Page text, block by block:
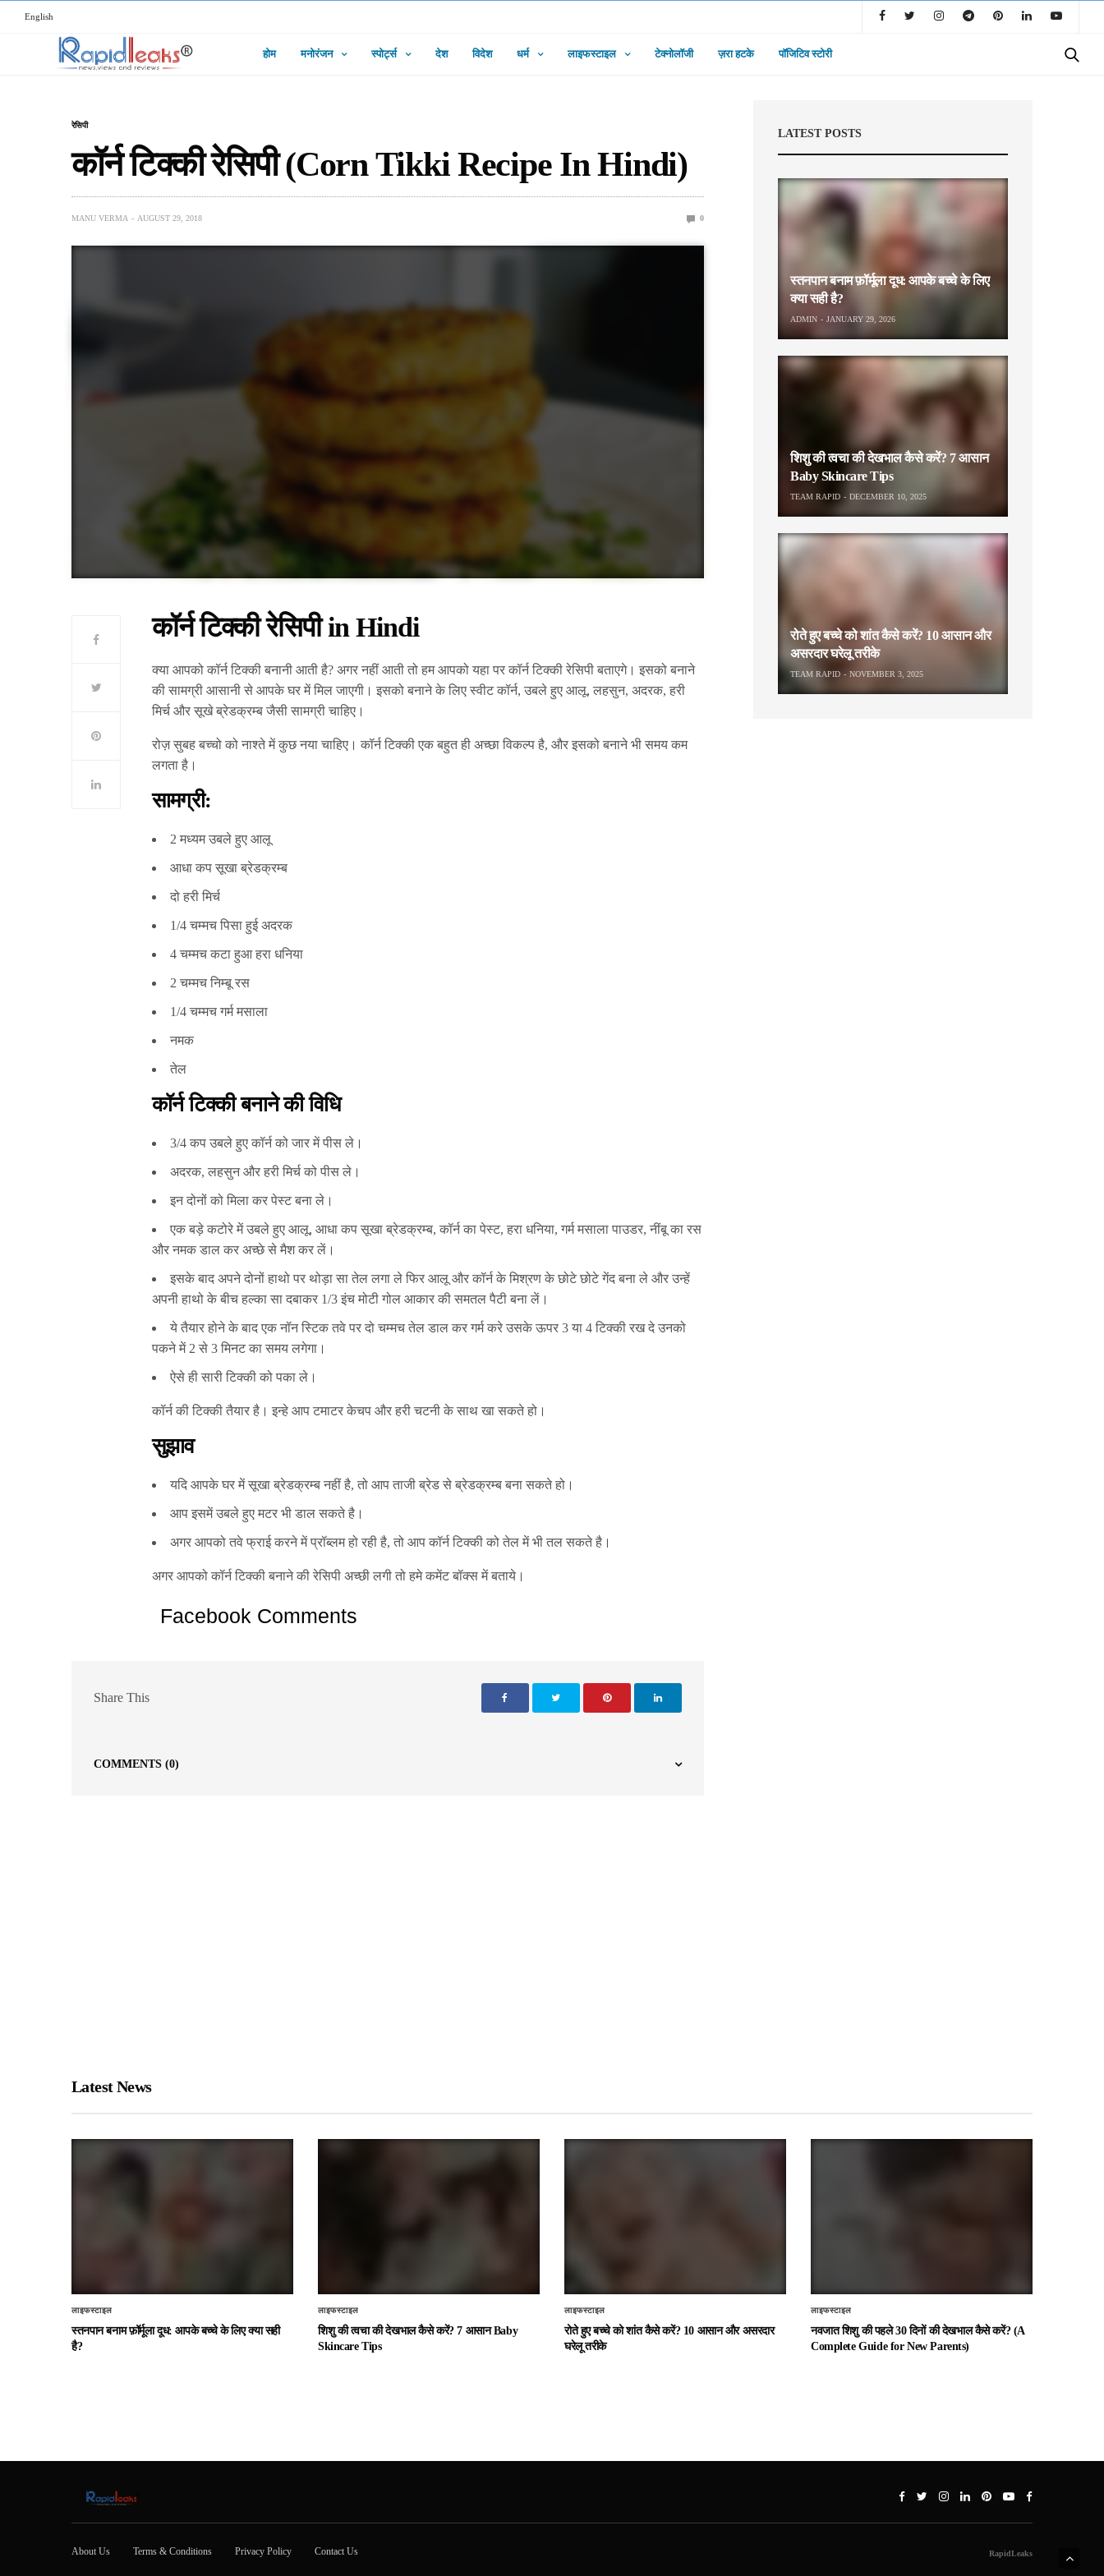
English
होम मनोरंजन स्पोर्ट्स देश विदेश धर्म लाइफस्टाइल टेक्नोलॉजी ज़रा हटके पॉजिटिव स्टोरी
रेसिपी
कॉर्न टिक्की रेसिपी (Corn Tikki Recipe In Hindi)
MANU VERMA AUGUST 29, 2018 0
कॉर्न टिक्की रेसिपी in Hindi
क्या आपको कॉर्न टिक्की बनानी आती है? अगर नहीं आती तो हम आपको यहा पर कॉर्न टिक्की रेसिपी बताएगे। इसको बनाने
की सामग्री आसानी से आपके घर में मिल जाएगी। इसको बनाने के लिए स्वीट कॉर्न, उबले हुए आलू, लहसुन, अदरक, हरी
मिर्च और सूखे ब्रेडक्रम्ब जैसी सामग्री चाहिए।
रोज़ सुबह बच्चो को नाश्ते में कुछ नया चाहिए। कॉर्न टिक्की एक बहुत ही अच्छा विकल्प है, और इसको बनाने भी समय कम
लगता है।
सामग्री:
2 मध्यम उबले हुए आलू
आधा कप सूखा ब्रेडक्रम्ब
दो हरी मिर्च
1/4 चम्मच पिसा हुई अदरक
4 चम्मच कटा हुआ हरा धनिया
2 चम्मच निम्बू रस
1/4 चम्मच गर्म मसाला
नमक
तेल
कॉर्न टिक्की बनाने की विधि
3/4 कप उबले हुए कॉर्न को जार में पीस ले।
अदरक, लहसुन और हरी मिर्च को पीस ले।
इन दोनों को मिला कर पेस्ट बना ले।
एक बड़े कटोरे में उबले हुए आलू, आधा कप सूखा ब्रेडक्रम्ब, कॉर्न का पेस्ट, हरा धनिया, गर्म मसाला पाउडर, नींबू का रस
और नमक डाल कर अच्छे से मैश कर लें।
इसके बाद अपने दोनों हाथो पर थोड़ा सा तेल लगा ले फिर आलू और कॉर्न के मिश्रण के छोटे छोटे गेंद बना ले और उन्हें
अपनी हाथो के बीच हल्का सा दबाकर 1/3 इंच मोटी गोल आकार की समतल पैटी बना लें।
ये तैयार होने के बाद एक नॉन स्टिक तवे पर दो चम्मच तेल डाल कर गर्म करे उसके ऊपर 3 या 4 टिक्की रख दे उनको
पकने में 2 से 3 मिनट का समय लगेगा।
ऐसे ही सारी टिक्की को पका ले।
कॉर्न की टिक्की तैयार है। इन्हे आप टमाटर केचप और हरी चटनी के साथ खा सकते हो।
सुझाव
यदि आपके घर में सूखा ब्रेडक्रम्ब नहीं है, तो आप ताजी ब्रेड से ब्रेडक्रम्ब बना सकते हो।
आप इसमें उबले हुए मटर भी डाल सकते है।
अगर आपको तवे फ्राई करने में प्रॉब्लम हो रही है, तो आप कॉर्न टिक्की को तेल में भी तल सकते है।
अगर आपको कॉर्न टिक्की बनाने की रेसिपी अच्छी लगी तो हमे कमेंट बॉक्स में बताये।
Facebook Comments
Share This
COMMENTS (0)
LATEST POSTS
स्तनपान बनाम फ़ॉर्मूला दूध: आपके बच्चे के लिए
क्या सही है?
ADMIN JANUARY 29, 2026
शिशु की त्वचा की देखभाल कैसे करें? 7 आसान
Baby Skincare Tips
TEAM RAPID DECEMBER 10, 2025
रोते हुए बच्चे को शांत कैसे करें? 10 आसान और
असरदार घरेलू तरीके
TEAM RAPID NOVEMBER 3, 2025
Latest News
लाइफस्टाइल
स्तनपान बनाम फ़ॉर्मूला दूध: आपके बच्चे के लिए क्या सही
है?
लाइफस्टाइल
शिशु की त्वचा की देखभाल कैसे करें? 7 आसान Baby
Skincare Tips
लाइफस्टाइल
रोते हुए बच्चे को शांत कैसे करें? 10 आसान और असरदार
घरेलू तरीके
लाइफस्टाइल
नवजात शिशु की पहले 30 दिनों की देखभाल कैसे करें? (A
Complete Guide for New Parents)
About Us Terms & Conditions Privacy Policy Contact Us RapidLeaks